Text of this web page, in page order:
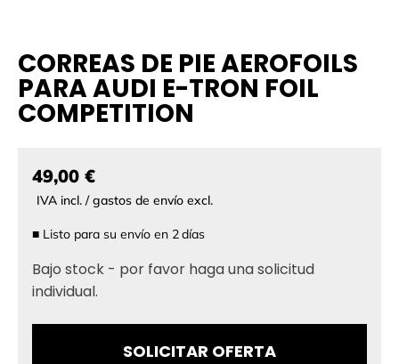
CORREAS DE PIE AEROFOILS
PARA AUDI E-TRON FOIL
COMPETITION
49,00 €
IVA incl. / gastos de envío excl.
■ Listo para su envío en 2días
Bajo stock - por favor haga una solicitud
individual.
SOLICITAR OFERTA